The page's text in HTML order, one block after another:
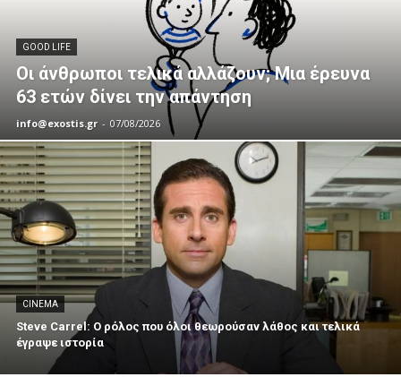
GOOD LIFE
Οι άνθρωποι τελικά αλλάζουν; Μια έρευνα
63 ετών δίνει την απάντηση
info@exostis.gr - 07/08/2026
CINEMA
Steve Carrel: Ο ρόλος που όλοι θεωρούσαν λάθος και τελικά
έγραψε ιστορία